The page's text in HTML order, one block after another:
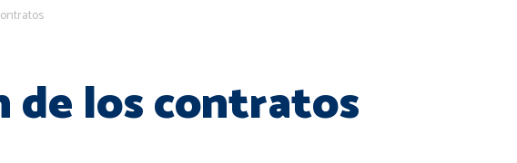
de los contratos